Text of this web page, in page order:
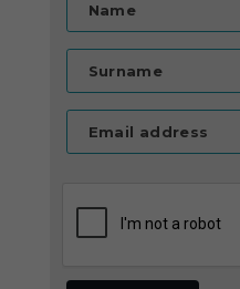
Name
Surname
Email address